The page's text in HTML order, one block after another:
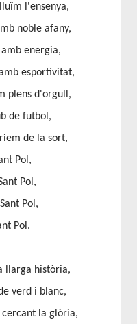
l'ensenya,
noble afany,
amb energia,
esportivitat,
plens d'orgull,
de futbol,
de la sort,
Pol,
Pol,
Pol,
Pol.
llarga història,
verd i blanc,
cercant la glòria,